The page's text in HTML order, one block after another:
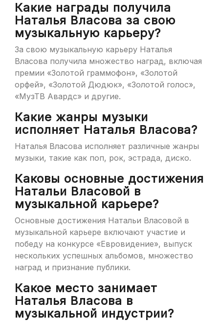
Какие награды получила
Наталья Власова за свою
музыкальную карьеру?
За свою музыкальную карьеру Наталья
Власова получила множество наград, включая
премии «Золотой граммофон», «Золотой
орфей», «Золотой Дюдюк», «Золотой голос»,
«МузТВ Авардс» и другие.
Какие жанры музыки
исполняет Наталья Власова?
Наталья Власова исполняет различные жанры
музыки, такие как поп, рок, эстрада, диско.
Каковы основные достижения
Натальи Власовой в
музыкальной карьере?
Основные достижения Натальи Власовой в
музыкальной карьере включают участие и
победу на конкурсе «Евровидение», выпуск
нескольких успешных альбомов, множество
наград и признание публики.
Какое место занимает
Наталья Власова в
музыкальной индустрии?